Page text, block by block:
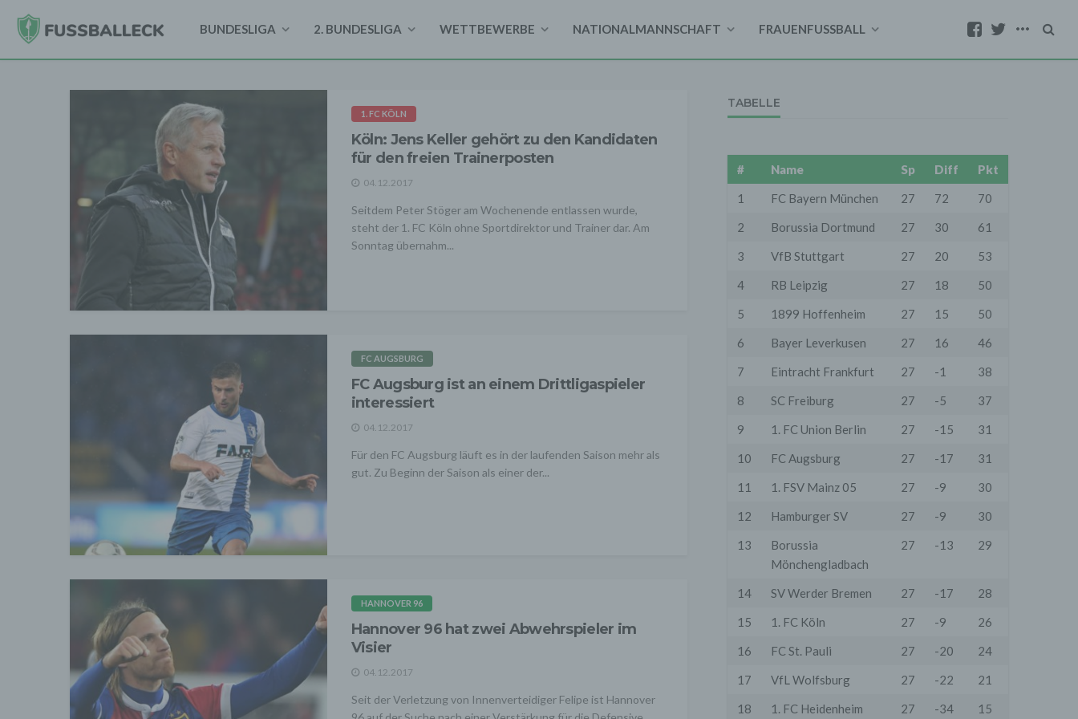
BUNDESLIGA 2. BUNDESLIGA WETTBEWERBE NATIONALMANNSCHAFT FRAUENFUSSBALL
1. FC KÖLN
Köln: Jens Keller gehört zu den Kandidaten
für den freien Trainerposten
04.12.2017
Seitdem Peter Stöger am Wochenende entlassen wurde,
steht der 1. FC Köln ohne Sportdirektor und Trainer dar. Am
Sonntag übernahm...
FC AUGSBURG
FC Augsburg ist an einem Drittligaspieler
interessiert
04.12.2017
Für den FC Augsburg läuft es in der laufenden Saison mehr als
gut. Zu Beginn der Saison als einer der...
HANNOVER 96
Hannover 96 hat zwei Abwehrspieler im
Visier
04.12.2017
Seit der Verletzung von Innenverteidiger Felipe ist Hannover
TABELLE
# Name Sp Diff
Pkt
1
FC Bayern München 27 72
70
2
Borussia Dortmund 27 30
61
3
VfB Stuttgart 27 20
53
4
RB Leipzig 27 18
50
5
1899 Hoffenheim 27 15
50
6
Bayer Leverkusen 27 16
46
7
Eintracht Frankfurt 27 -1
38
8
SC Freiburg 27 -5
37
9
1. FC Union Berlin 27 -15
31
10
FC Augsburg 27 -17
31
11
1. FSV Mainz 05 27 -9
30
12
Hamburger SV 27 -9
30
13
Borussia
Mönchengladbach
27 -13 29
14 SV Werder Bremen 27 -17
28
15
1. FC Köln 27 -9
26
16
FC St. Pauli 27 -20
24
17
VfL Wolfsburg 27 -22
21
18
1. FC Heidenheim
27 -34 15